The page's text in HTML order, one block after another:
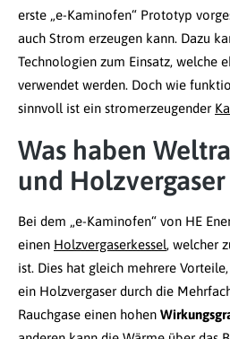
erste „e-Kaminofen“ Prototyp
auch Strom erzeugen kann. Dazu
Technologien zum Einsatz, welche
verwendet werden. Doch wie
sinnvoll ist ein stromerzeugender
Was haben
und
Bei dem „e-Kaminofen“ von HE
einen Holzvergaserkessel, welcher
ist. Dies hat gleich mehrere
ein Holzvergaser durch die
Rauchgase einen hohen